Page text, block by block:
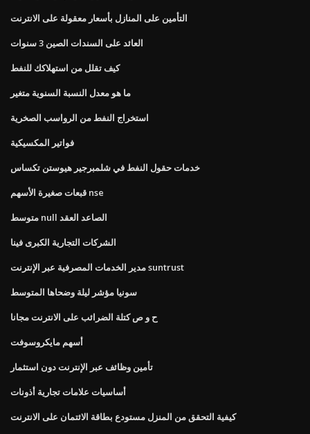
التأمين على المنازل بأسعار معقولة على الانترنت
العائد على السندات الصين 3 سنوات
كيف تقلل من استهلاكك للنفط
ما هو معدل النسبة السنوية متغير
استخراج النفط من الرواسب الصخرية
فواتير المكسيكية
خدمات حقول النفط في شلمبرجير هيوستن تكساس
قبعات صغيرة الأسهم nse
متوسط ​​null الصاعد العقد
الشركات التجارية الكبرى فينا
مدير الخدمات المصرفية عبر الإنترنت suntrust
سونيا مؤشر ليلة وضحاها المتوسط
ح و ص كتلة الضرائب على الانترنت مجانا
أسهم مايكروسوفت
تأمين وظائف عبر الإنترنت دون استثمار
أساسيات علامات تجارية أذونات
كيفية التحقق من المنزل مستودع بطاقة الائتمان على الانترنت